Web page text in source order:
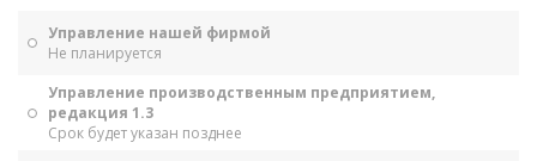
Управление нашей фирмой
Не планируется
Управление производственным предприятием,
редакция 1.3
Срок будет указан позднее